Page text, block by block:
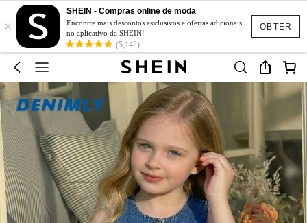
OBTER
×
SHEIN - Compras online de moda
Encontre mais descontos exclusivos e ofertas adicionais
no aplicativo da SHEIN!
(5,142)